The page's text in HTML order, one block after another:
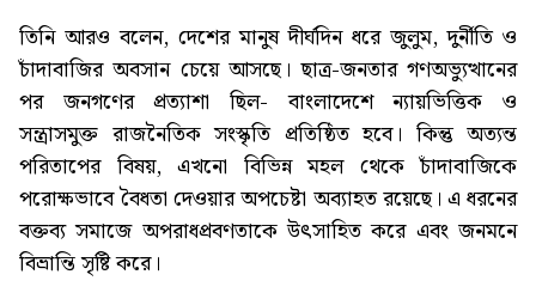
তিনি আরও বলেন, দেশের মানুষ দীর্ঘদিন ধরে জুলুম, দুর্নীতি ও
চাঁদাবাজির অবসান চেয়ে আসছে। ছাত্র-জনতার গণঅভ্যুত্থানের
পর জনগণের প্রত্যাশা ছিল- বাংলাদেশে ন্যায়ভিত্তিক ও
সন্ত্রাসমুক্ত রাজনৈতিক সংস্কৃতি প্রতিষ্ঠিত হবে। কিন্তু অত্যন্ত
পরিতাপের বিষয়, এখনো বিভিন্ন মহল থেকে চাঁদাবাজিকে
পরোক্ষভাবে বৈধতা দেওয়ার অপচেষ্টা অব্যাহত রয়েছে। এ ধরনের
বক্তব্য সমাজে অপরাধপ্রবণতাকে উৎসাহিত করে এবং জনমনে
বিভ্রান্তি সৃষ্টি করে।